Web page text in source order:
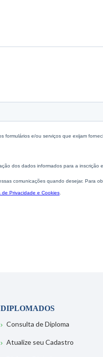
DIPLOMADOS
Consulta de Diploma
Atualize seu Cadastro